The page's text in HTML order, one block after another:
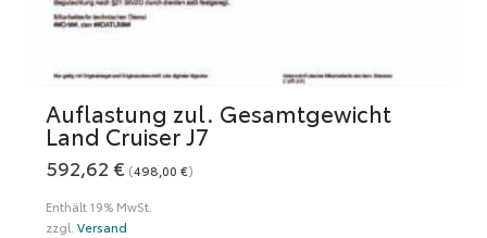
Auflastung zul. Gesamtgewicht
Land Cruiser J7
592,62 € (498,00 €)
Enthält 19% MwSt.
zzgl. Versand